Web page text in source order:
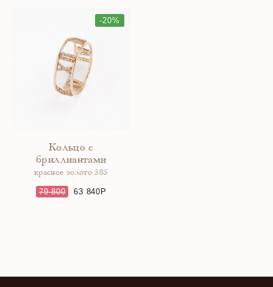
-20%
Кольцо с
бриллиантами
красное золото 585
79 800 63 840